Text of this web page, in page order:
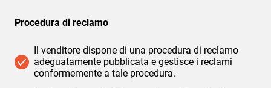
Procedura di reclamo
Il venditore dispone di una procedura di reclamo
adeguatamente pubblicata e gestisce i reclami
conformemente a tale procedura.